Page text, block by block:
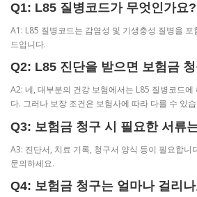
Q1: L85 질병코드가 무엇인가요?
A1: L85 질병코드는 감염성 및 기생충성 질병을
드입니다.
Q2: L85 진단을 받으면 보험금
A2: 네, 대부분의 건강 보험에서는 L85 질병코드에
다. 그러나 보장 조건은 보험사에 따라 다를 수 있
Q3: 보험금 청구 시 필요한 서류
A3: 진단서, 치료 기록, 청구서 양식 등이 필요합니
문의하세요.
Q4: 보험금 청구는 얼마나 걸리